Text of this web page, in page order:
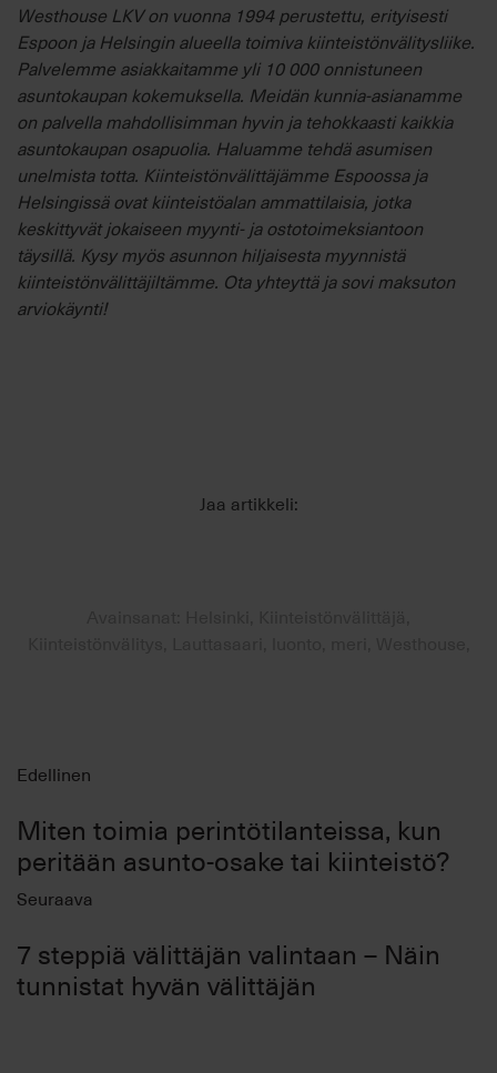
Westhouse LKV on vuonna 1994 perustettu, erityisesti
Espoon ja Helsingin alueella toimiva kiinteistönvälitysliike.
Palvelemme asiakkaitamme yli 10 000 onnistuneen
asuntokaupan kokemuksella. Meidän kunnia-asianamme
on palvella mahdollisimman hyvin ja tehokkaasti kaikkia
asuntokaupan osapuolia. Haluamme tehdä asumisen
unelmista totta. Kiinteistönvälittäjämme Espoossa ja
Helsingissä ovat kiinteistöalan ammattilaisia, jotka
keskittyvät jokaiseen myynti- ja ostotoimeksiantoon
täysillä. Kysy myös asunnon hiljaisesta myynnistä
kiinteistönvälittäjiltämme. Ota yhteyttä ja sovi maksuton
arviokäynti!
Jaa artikkeli:
Edellinen
Miten toimia perintötilanteissa, kun
peritään asunto-osake tai kiinteistö?
Seuraava
7 steppiä välittäjän valintaan – Näin
tunnistat hyvän välittäjän